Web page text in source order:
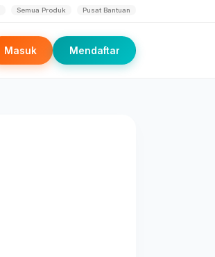
Semua Produk Pusat Bantuan
Masuk Mendaftar